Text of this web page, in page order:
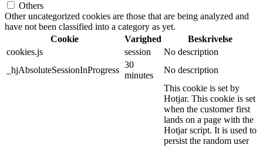
Others
Other uncategorized cookies are those that are being analyzed and
have not been classified into a category as yet.
Cookie
Varighed
Beskrivelse
cookies.js
session
No description
_hjAbsoluteSessionInProgress
30
minutes
No description
This cookie is set by
Hotjar. This cookie is set
when the customer first
lands on a page with the
Hotjar script. It is used to
persist the random user